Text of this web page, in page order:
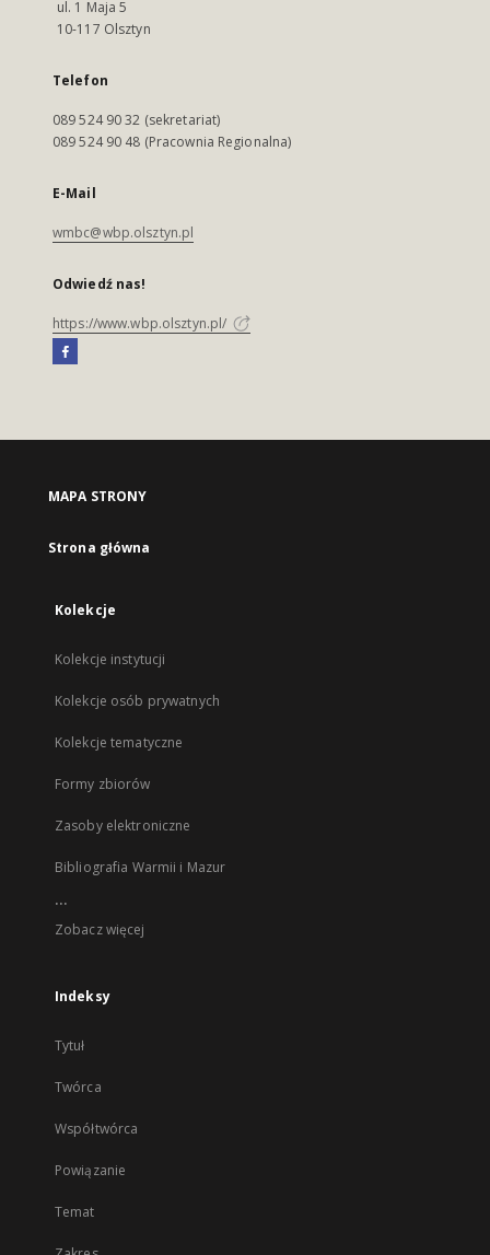
ul. 1 Maja 5
10-117 Olsztyn
Telefon
089 524 90 32 (sekretariat)
089 524 90 48 (Pracownia Regionalna)
E-Mail
wmbc@wbp.olsztyn.pl
Odwiedź nas!
https://www.wbp.olsztyn.pl/
MAPA STRONY
Strona główna
Kolekcje
Kolekcje instytucji
Kolekcje osób prywatnych
Kolekcje tematyczne
Formy zbiorów
Zasoby elektroniczne
Bibliografia Warmii i Mazur
...
Zobacz więcej
Indeksy
Tytuł
Twórca
Współtwórca
Powiązanie
Temat